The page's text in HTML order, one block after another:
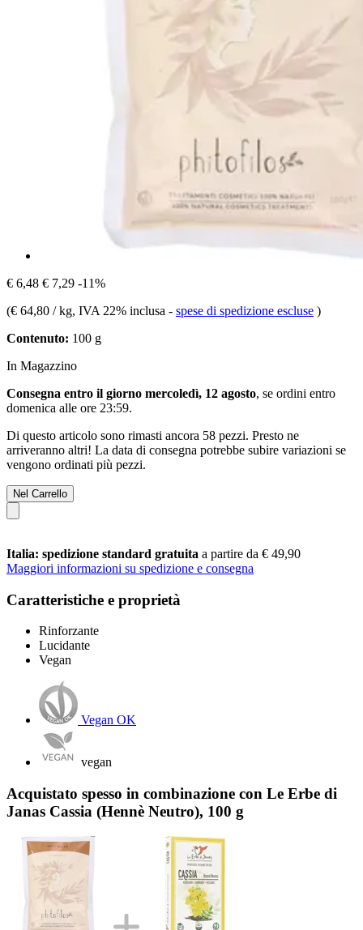
€ 6,48 € 7,29 -11%
(€ 64,80 / kg, IVA 22% inclusa - spese di spedizione escluse )
Contenuto: 100 g
In Magazzino
Consegna entro il giorno mercoledì, 12 agosto, se ordini entro
domenica alle ore 23:59.
Di questo articolo sono rimasti ancora 58 pezzi. Presto ne
arriveranno altri! La data di consegna potrebbe subire variazioni se
vengono ordinati più pezzi.
Nel Carrello
Italia: spedizione standard gratuita a partire da € 49,90
Maggiori informazioni su spedizione e consegna
Caratteristiche e proprietà
Rinforzante
Lucidante
Vegan
Vegan OK
vegan
Acquistato spesso in combinazione con Le Erbe di
Janas Cassia (Hennè Neutro), 100 g